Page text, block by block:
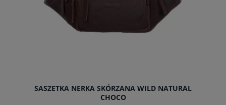
SASZETKA NERKA SKÓRZANA WILD NATURAL
CHOCO